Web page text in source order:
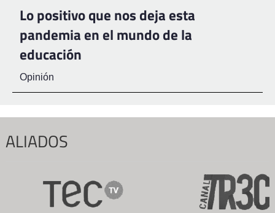
Lo positivo que nos deja esta
pandemia en el mundo de la
educación
Opinión
ALIADOS